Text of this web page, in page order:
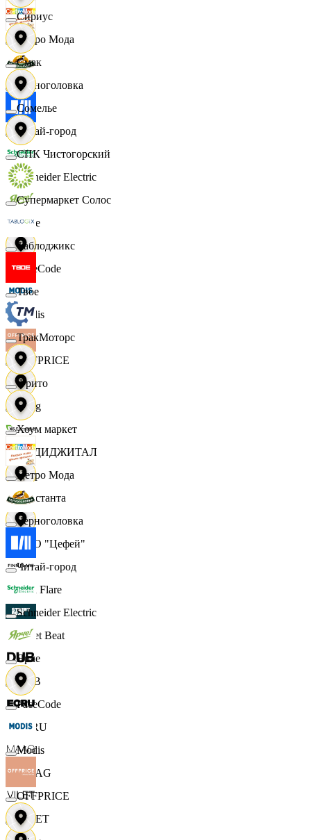
Цетро Мода
Черноголовка
Читай-город
Schneider Electric
Ярче
FaceCode
Modis
OFFPRICE
string
X5 ДИДЖИТАЛ
Константа
ООО "Цефей"
Finn Flare
Street Beat
DUB
ECRU
MAAG
VILET
Сириус
Смак
Сомелье
СПК Чистогорский
Супермаркет Солос
Таблоджикс
Твое
ТракМоторс
Фрито
Хоум маркет
Цетро Мода
Черноголовка
Читай-город
Schneider Electric
Ярче
FaceCode
Modis
OFFPRICE